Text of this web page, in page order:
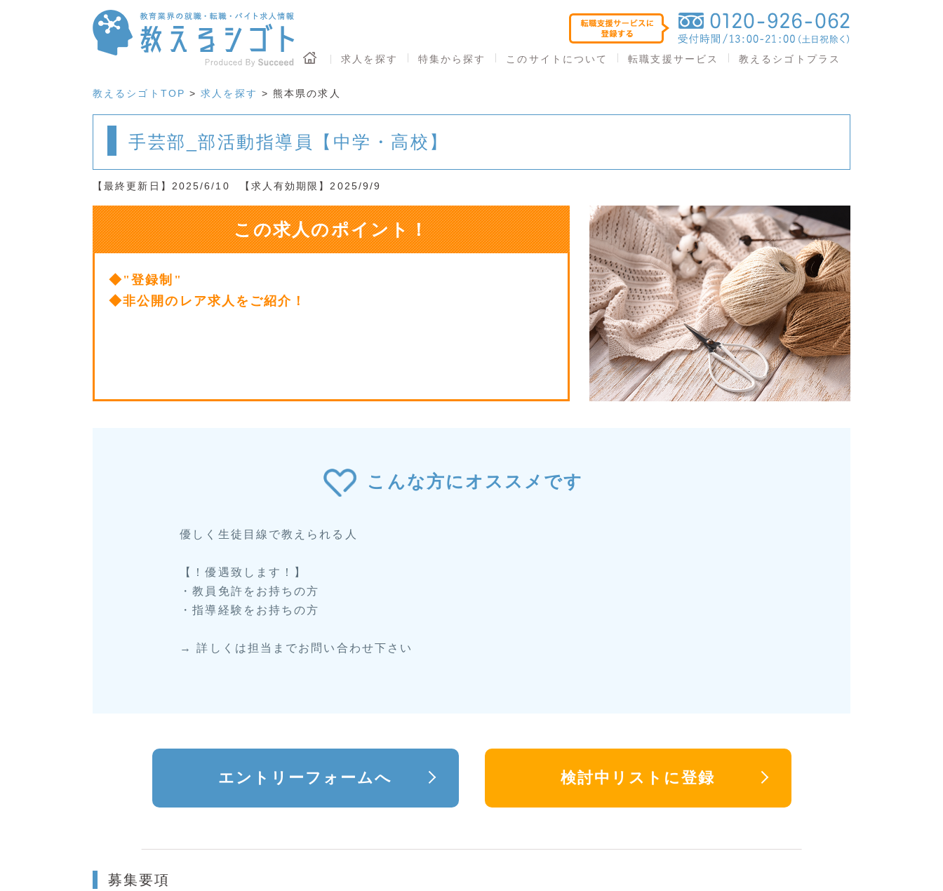
求人を探す 特集から探す このサイトについて 転職支援サービス 教えるシゴトプラス
教えるシゴトTOP >求人を探す > 熊本県の求人
手芸部_部活動指導員【中学・高校】
【最終更新日】2025/6/10 【求人有効期限】2025/9/9
この求人のポイント！
◆"登録制"
◆非公開のレア求人をご紹介！
こんな方にオススメです
優しく生徒目線で教えられる人
【！優遇致します！】
・教員免許をお持ちの方
・指導経験をお持ちの方
→ 詳しくは担当までお問い合わせ下さい
エントリーフォームへ 検討中リストに登録
募集要項